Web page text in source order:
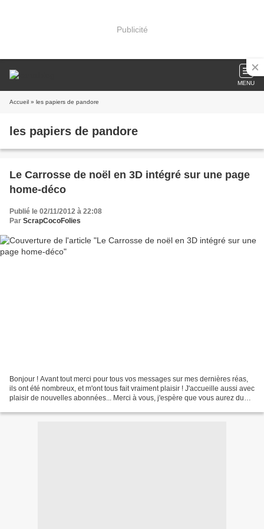
Publicité
MENU
Accueil » les papiers de pandore
les papiers de pandore
Le Carrosse de noël en 3D intégré sur une page
home-déco
Publié le 02/11/2012 à 22:08
Par ScrapCocoFolies
Bonjour ! Avant tout merci pour tous vos messages sur mes dernières réas,
ils ont été nombreux, et m'ont tous fait vraiment plaisir ! J'accueille aussi avec
plaisir de nouvelles abonnées... Merci à vous, j'espère que vous aurez du